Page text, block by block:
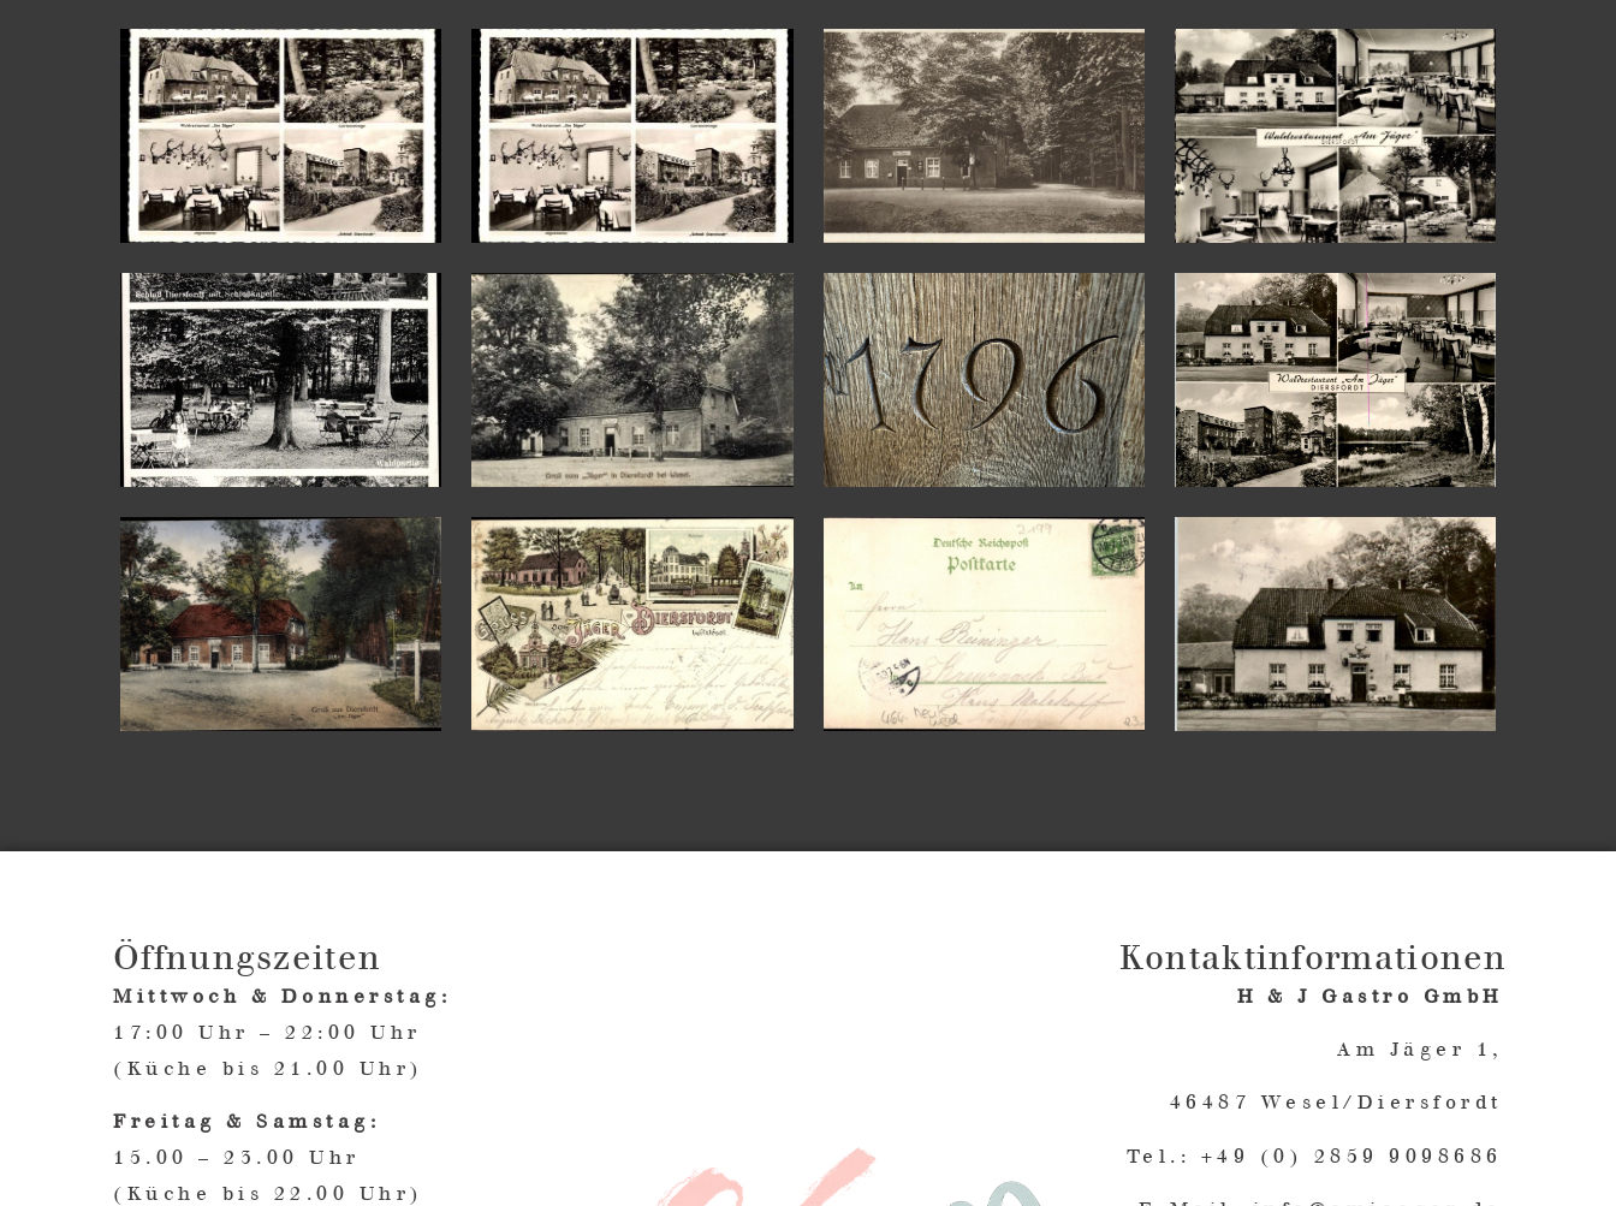
Öffnungszeiten
Mittwoch & Donnerstag:
17:00 Uhr – 22:00 Uhr
(Küche bis 21.00 Uhr)
Freitag & Samstag:
15.00 – 23.00 Uhr
(Küche bis 22.00 Uhr)
Kontaktinformationen
H & J Gastro GmbH
Am Jäger 1,
46487 Wesel/Diersfordt
Tel.: +49 (0) 2859 9098686